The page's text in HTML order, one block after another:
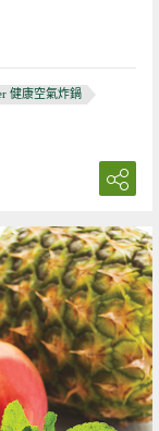
健康空氣炸鍋